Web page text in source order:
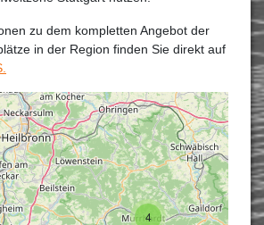
zu dem kompletten Angebot der
in der Region finden Sie direkt auf
4